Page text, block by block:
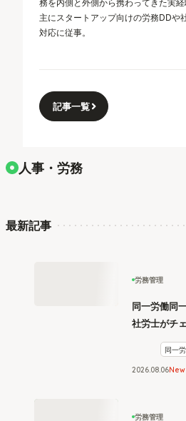
主にスタートアップ向けの労務DDや
対応に従事。
記事一覧
人事・労務
最新記事
労務管理
同一労働同
社労士がチ
同一
2026.08 06New
労務管理